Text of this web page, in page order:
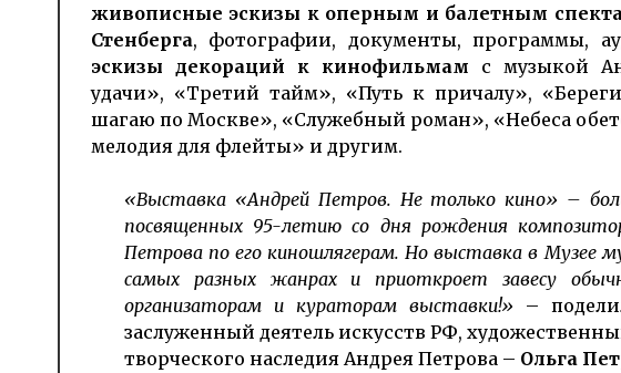
живописные эскизы к оперным и балетным
Стенберга, фотографии, документы, программы,
эскизы декораций к кинофильмам с музыкой
удачи», «Третий тайм», «Путь к причалу»,
шагаю по Москве», «Служебный роман», «Небеса
мелодия для флейты» и другим.
«Выставка «Андрей Петров. Не только кино» –
посвященных 95-летию со дня рождения
Петрова по его киношлягерам. Но выставка в Музее
самых разных жанрах и приоткроет завесу
организаторам и кураторам выставки!» –
заслуженный деятель искусств РФ,
творческого наследия Андрея Петрова – Ольга